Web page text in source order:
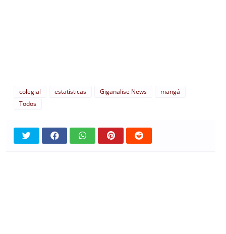
colegial estatísticas Giganalise News
mangá
Todos